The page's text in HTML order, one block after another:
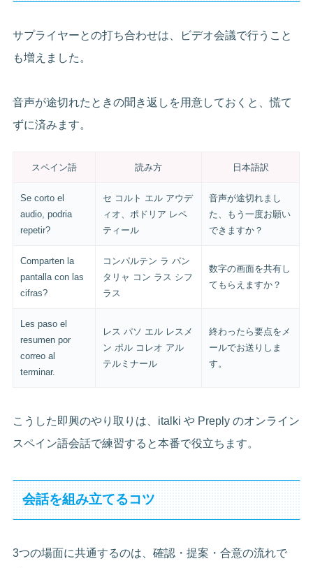
サプライヤーとの打ち合わせは、ビデオ会議で行うこと
も増えました。
音声が途切れたときの聞き返しを用意しておくと、慌て
ずに済みます。
スペイン語 読み方 日本語訳
Se corto el
audio, podria
repetir?
セ コルト エル アウデ
ィオ、ポドリア レペ
ティール
音声が途切れまし
た、もう一度お願い
できますか？
Comparten la
pantalla con las
cifras?
コンパルテン ラ パン
タリャ コン ラス シフ
ラス
数字の画面を共有し
てもらえますか？
Les paso el
resumen por
correo al
terminar.
レス パソ エル レスメ
ン ポル コレオ アル
テルミナール
終わったら要点をメ
ールでお送りしま
す。
こうした即興のやり取りは、italki や Preply のオンライン
スペイン語会話で練習すると本番で役立ちます。
会話を組み立てるコツ
3つの場面に共通するのは、確認・提案・合意の流れで